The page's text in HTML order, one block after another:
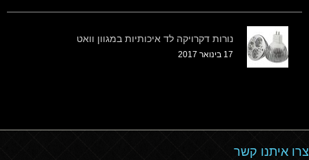
נורות דקרויקה לד איכותיות במגוון וואט
17 בינואר 2017
צרו איתנו קשר